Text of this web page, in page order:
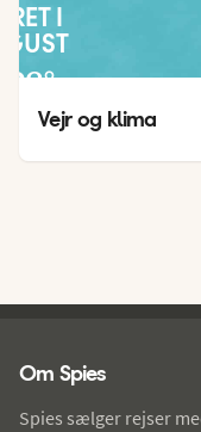
I
28°
27°
Vejr og klima
Om Spies
Spies sælger rejser